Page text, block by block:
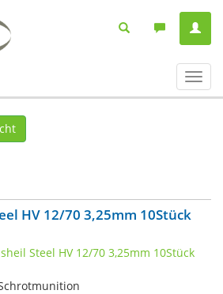
ein-/
HV 12/70 3,25mm 10Stück